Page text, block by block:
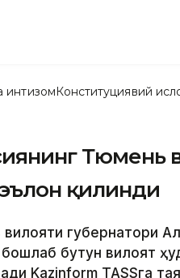
интизомКонституциявий
Тюмень
қилинди
вилояти губернатори
бошлаб бутун вилоят
Kazinform ТАSSга